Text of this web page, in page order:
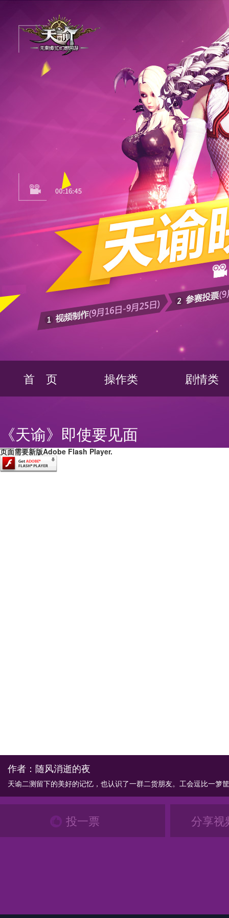
首 页 操作类 剧情类
《天谕》即使要见面
页面需要新版Adobe Flash Player.
作者：随风消逝的夜
天谕二测留下的美好的记忆，也认识了一群二货朋友。工会逗比一箩
投一票 分享视